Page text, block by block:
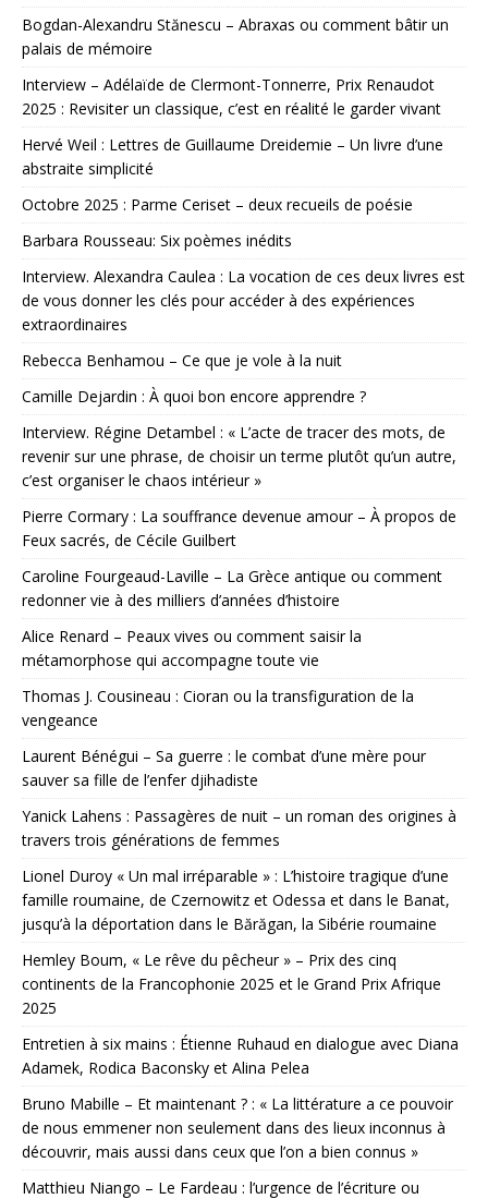
Bogdan-Alexandru Stănescu – Abraxas ou comment bâtir un
palais de mémoire
Interview – Adélaïde de Clermont-Tonnerre, Prix Renaudot
2025 : Revisiter un classique, c’est en réalité le garder vivant
Hervé Weil : Lettres de Guillaume Dreidemie – Un livre d’une
abstraite simplicité
Octobre 2025 : Parme Ceriset – deux recueils de poésie
Barbara Rousseau: Six poèmes inédits
Interview. Alexandra Caulea : La vocation de ces deux livres est
de vous donner les clés pour accéder à des expériences
extraordinaires
Rebecca Benhamou – Ce que je vole à la nuit
Camille Dejardin : À quoi bon encore apprendre ?
Interview. Régine Detambel : « L’acte de tracer des mots, de
revenir sur une phrase, de choisir un terme plutôt qu’un autre,
c’est organiser le chaos intérieur »
Pierre Cormary : La souffrance devenue amour – À propos de
Feux sacrés, de Cécile Guilbert
Caroline Fourgeaud-Laville – La Grèce antique ou comment
redonner vie à des milliers d’années d’histoire
Alice Renard – Peaux vives ou comment saisir la
métamorphose qui accompagne toute vie
Thomas J. Cousineau : Cioran ou la transfiguration de la
vengeance
Laurent Bénégui – Sa guerre : le combat d’une mère pour
sauver sa fille de l’enfer djihadiste
Yanick Lahens : Passagères de nuit – un roman des origines à
travers trois générations de femmes
Lionel Duroy « Un mal irréparable » : L’histoire tragique d’une
famille roumaine, de Czernowitz et Odessa et dans le Banat,
jusqu’à la déportation dans le Bărăgan, la Sibérie roumaine
Hemley Boum, « Le rêve du pêcheur » – Prix des cinq
continents de la Francophonie 2025 et le Grand Prix Afrique
2025
Entretien à six mains : Étienne Ruhaud en dialogue avec Diana
Adamek, Rodica Baconsky et Alina Pelea
Bruno Mabille – Et maintenant ? : « La littérature a ce pouvoir
de nous emmener non seulement dans des lieux inconnus à
découvrir, mais aussi dans ceux que l’on a bien connus »
Matthieu Niango – Le Fardeau : l’urgence de l’écriture ou